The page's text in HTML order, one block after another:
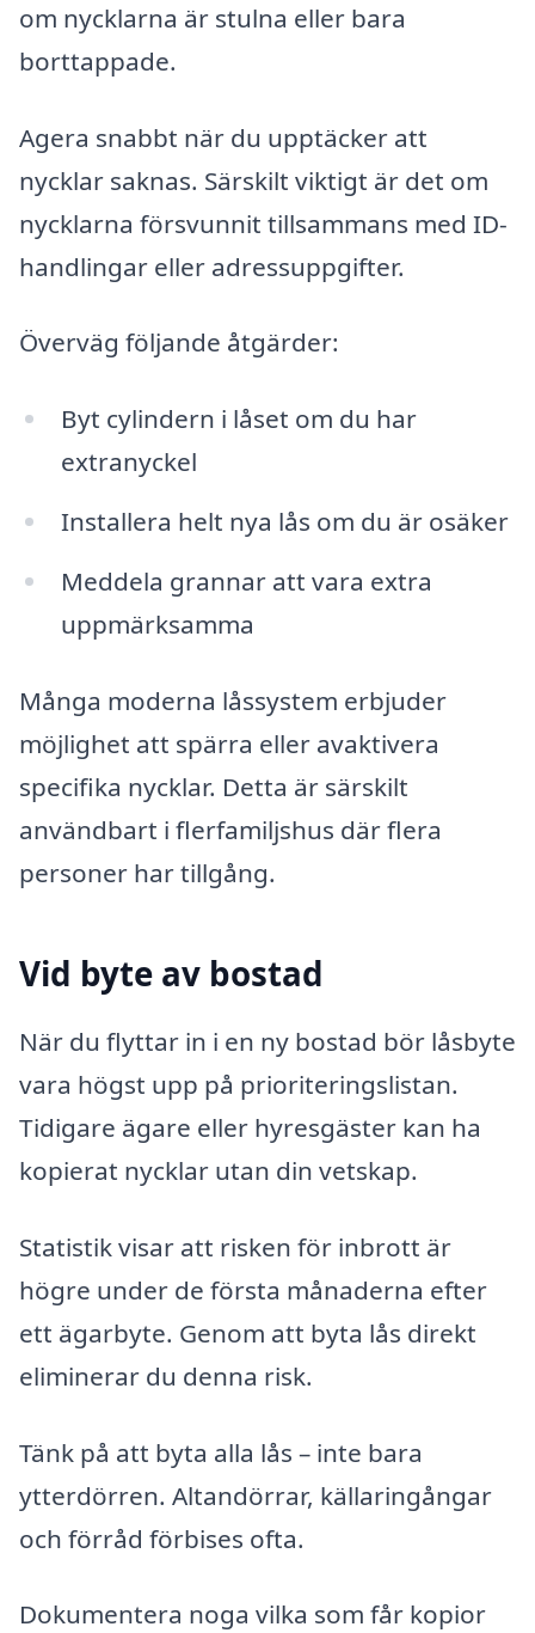
om nycklarna är stulna eller bara
borttappade.
Agera snabbt när du upptäcker att
nycklar saknas. Särskilt viktigt är det om
nycklarna försvunnit tillsammans med ID-
handlingar eller adressuppgifter.
Överväg följande åtgärder:
Byt cylindern i låset om du har
extranyckel
Installera helt nya lås om du är osäker
Meddela grannar att vara extra
uppmärksamma
Många moderna låssystem erbjuder
möjlighet att spärra eller avaktivera
specifika nycklar. Detta är särskilt
användbart i flerfamiljshus där flera
personer har tillgång.
Vid byte av bostad
När du flyttar in i en ny bostad bör låsbyte
vara högst upp på prioriteringslistan.
Tidigare ägare eller hyresgäster kan ha
kopierat nycklar utan din vetskap.
Statistik visar att risken för inbrott är
högre under de första månaderna efter
ett ägarbyte. Genom att byta lås direkt
eliminerar du denna risk.
Tänk på att byta alla lås – inte bara
ytterdörren. Altandörrar, källaringångar
och förråd förbises ofta.
Dokumentera noga vilka som får kopior